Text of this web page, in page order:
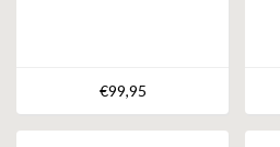
€99,95